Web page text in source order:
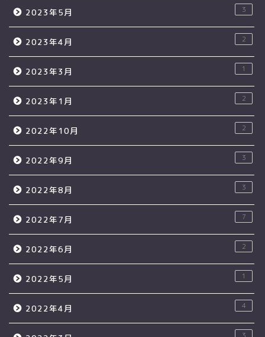
2023年5月 3
2023年4月 2
2023年3月 1
2023年1月 2
2022年10月 2
2022年9月 3
2022年8月 3
2022年7月 7
2022年6月 2
2022年5月 1
2022年4月 4
3